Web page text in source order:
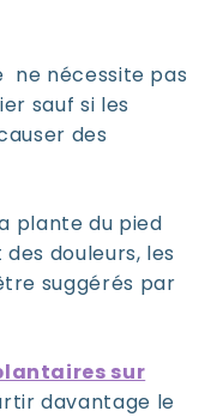
ne nécessite pas
sauf si les
des
plante du pied
douleurs, les
suggérés par
sur
davantage le